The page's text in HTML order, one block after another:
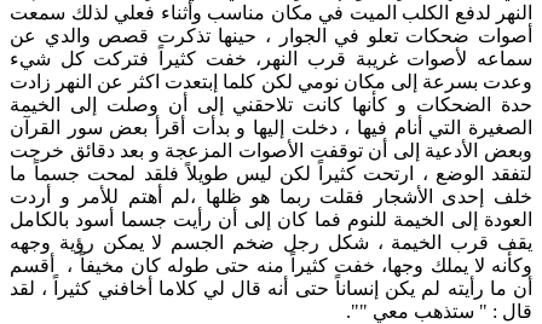
النهر لدفع الكلب الميت في مكان مناسب وأثناء فعلي لذلك سمعت
أصوات ضحكات تعلو في الجوار ، حينها تذكرت قصص والدي عن
سماعه لأصوات غريبة قرب النهر، خفت كثيراً فتركت كل شيء
وعدت بسرعة إلى مكان نومي لكن كلما إبتعدت اكثر عن النهر زادت
حدة الضحكات و كأنها كانت تلاحقني إلى أن وصلت إلى الخيمة
الصغيرة التي أنام فيها ، دخلت إليها و بدأت أقرأ بعض سور القرآن
وبعض الأدعية إلى أن توقفت الأصوات المزعجة و بعد دقائق خرجت
لتفقد الوضع ، ارتحت كثيراً لكن ليس طويلاً فلقد لمحت جسماً ما
خلف إحدى الأشجار فقلت ربما هو ظلها ،لم أهتم للأمر و أردت
العودة إلى الخيمة للنوم فما كان إلى أن رأيت جسما أسود بالكامل
يقف قرب الخيمة ، شكل رجل ضخم الجسم لا يمكن رؤية وجهه
وكأنه لا يملك وجها، خفت كثيراً منه حتى طوله كان مخيفاً ، أقسم
أن ما رأيته لم يكن إنساناً حتى أنه قال لي كلاما أخافني كثيراً ، لقد
قال : " ستذهب معي "".